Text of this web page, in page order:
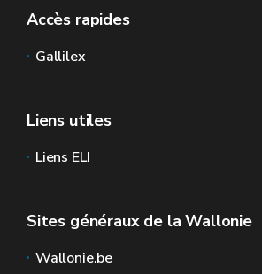
Accès rapides
Gallilex
Liens utiles
Liens ELI
Sites généraux de la Wallonie
Wallonie.be